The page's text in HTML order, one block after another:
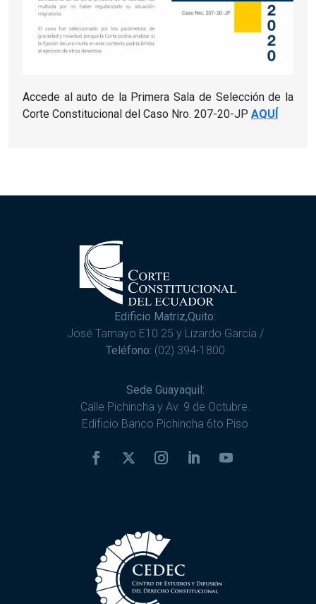
Accede al auto de la Primera Sala de Selección de la
Corte Constitucional del Caso Nro. 207-20-JP AQUÍ
Edificio Matriz,Quito:
José Tamayo E10 25 y Lizardo García /
Teléfono: (02) 394-1800
Sede Guayaquil:
Calle Pichincha y Av. 9 de Octubre.
Edificio Banco Pichincha 6to Piso